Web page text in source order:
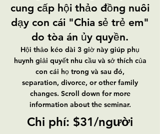
cung cấp hội thảo đồng nuôi
dạy con cái "Chia sẻ trẻ em"
do tòa án ủy quyền.
Hội thảo kéo dài 3 giờ này giúp phụ
huynh giải quyết nhu cầu và sở thích của
con cái họ trong và sau đó,
separation, divorce, or other family
changes. Scroll down for more
information about the seminar.
Chi phí: $31/người